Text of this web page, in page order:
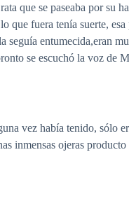
que se paseaba por su
fuera tenía suerte,
entumecida,eran
se escuchó la voz
vez había tenido, sólo
inmensas ojeras